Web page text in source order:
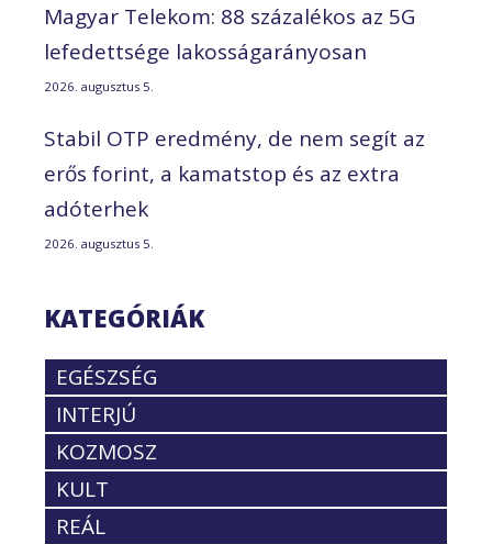
Magyar Telekom: 88 százalékos az 5G
lefedettsége lakosságarányosan
2026. augusztus 5.
Stabil OTP eredmény, de nem segít az
erős forint, a kamatstop és az extra
adóterhek
2026. augusztus 5.
KATEGÓRIÁK
EGÉSZSÉG
INTERJÚ
KOZMOSZ
KULT
REÁL